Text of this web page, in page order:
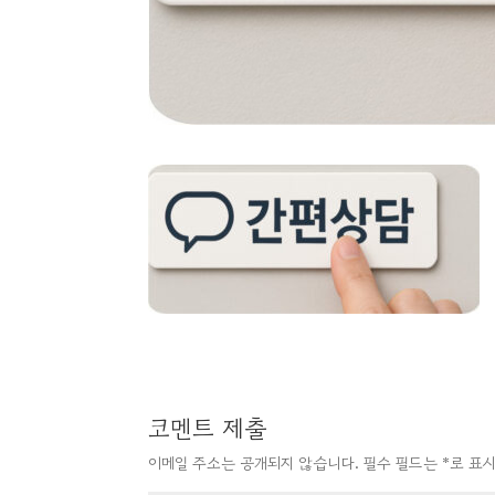
코멘트 제출
이메일 주소는 공개되지 않습니다. 필수 필드는 *로 표